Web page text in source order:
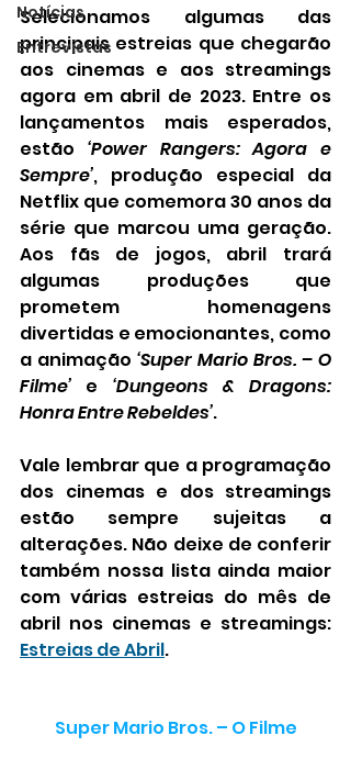
Notícias
Entrevistas
Selecionamos algumas das
principais estreias que chegarão
aos cinemas e aos streamings
agora em abril de 2023. Entre os
lançamentos mais esperados,
estão ‘Power Rangers: Agora e
Sempre’, produção especial da
Netflix que comemora 30 anos da
série que marcou uma geração.
Aos fãs de jogos, abril trará
algumas produções que
prometem homenagens
divertidas e emocionantes, como
a animação ‘Super Mario Bros. – O
Filme’ e ‘Dungeons & Dragons:
Honra Entre Rebeldes’.
Vale lembrar que a programação
dos cinemas e dos streamings
estão sempre sujeitas a
alterações. Não deixe de conferir
também nossa lista ainda maior
com várias estreias do mês de
Estreias de Abril.
Super Mario Bros. – O Filme